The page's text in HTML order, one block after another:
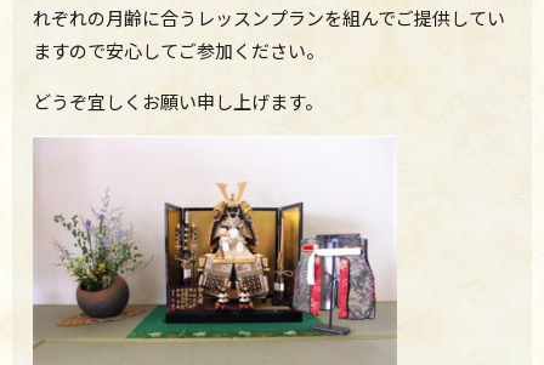
れぞれの月齢に合うレッスンプランを組んでご提供してい
ますので安心してご参加ください。
どうぞ宜しくお願い申し上げます。